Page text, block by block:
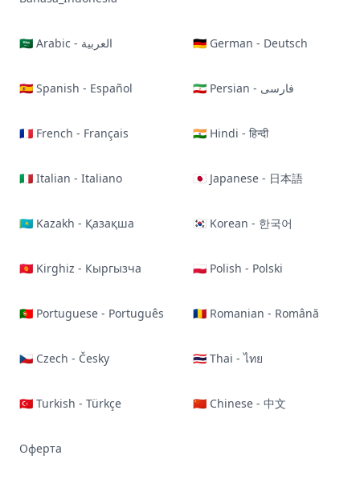
🇸🇦 Arabic - العربية 🇩🇪 German - Deutsch
🇪🇸 Spanish - Español 🇮🇷 Persian - فارسی
🇫🇷 French - Français 🇮🇳 Hindi - हिन्दी
🇮🇹 Italian - Italiano 🇯🇵 Japanese - 日本語
🇰🇿 Kazakh - Қазақша 🇰🇷 Korean - 한국어
🇰🇬 Kirghiz - Кыргызча 🇵🇱 Polish - Polski
🇵🇹 Portuguese - Português 🇷🇴 Romanian - Română
🇨🇿 Czech - Česky 🇹🇭 Thai - ไทย
🇹🇷 Turkish - Türkçe 🇨🇳 Chinese - 中文
Оферта